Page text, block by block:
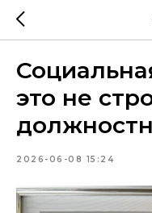
это не
2026-06-08 15:24